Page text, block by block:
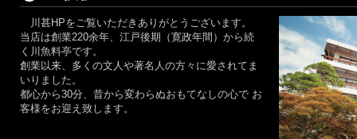
川甚HPをご覧いただきありがとうございます。
当店は創業220余年、江戸後期（寛政年間）から続
く川魚料亭です。
創業以来、多くの文人や著名人の方々に愛されてま
いりました。
都心から30分、昔から変わらぬおもてなしの心で お
客様をお迎え致します。